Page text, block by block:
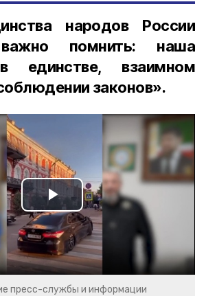
народов России
помнить: наша
взаимном
законов».
Play
Video
пресс-службы и информации